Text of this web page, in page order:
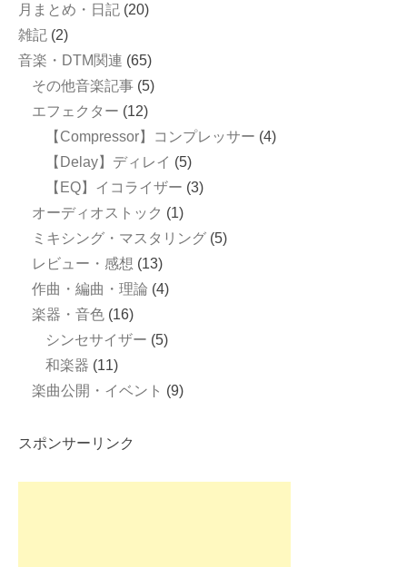
月まとめ・日記 (20)
雑記 (2)
音楽・DTM関連 (65)
その他音楽記事 (5)
エフェクター (12)
【Compressor】コンプレッサー (4)
【Delay】ディレイ (5)
【EQ】イコライザー (3)
オーディオストック (1)
ミキシング・マスタリング (5)
レビュー・感想 (13)
作曲・編曲・理論 (4)
楽器・音色 (16)
シンセサイザー (5)
和楽器 (11)
楽曲公開・イベント (9)
スポンサーリンク